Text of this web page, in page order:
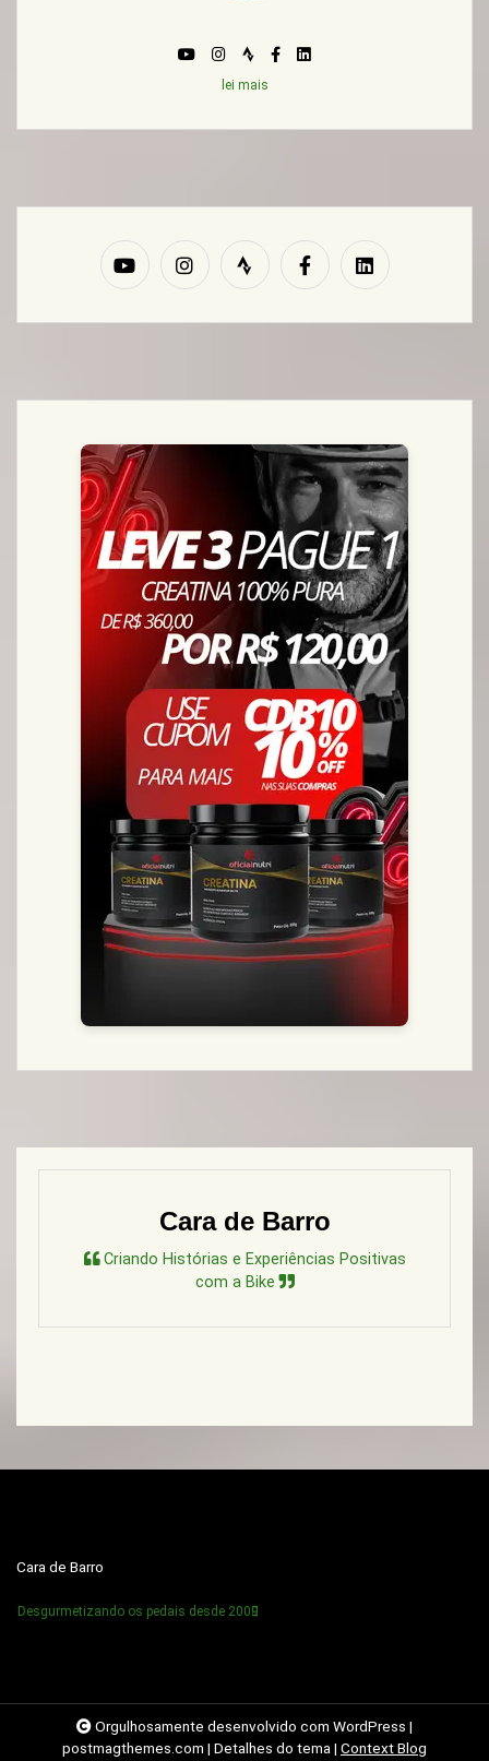
lei mais
Cara de Barro
Criando Histórias e Experiências Positivas
com a Bike
Cara de Barro
Desgurmetizando os pedais desde 2009
Orgulhosamente desenvolvido com WordPress |
postmagthemes.com | Detalhes do tema | Context Blog